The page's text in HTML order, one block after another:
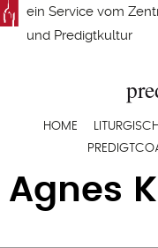
Direkt
zum
ein Service vom
und Predigtkultur
HOME
Agnes